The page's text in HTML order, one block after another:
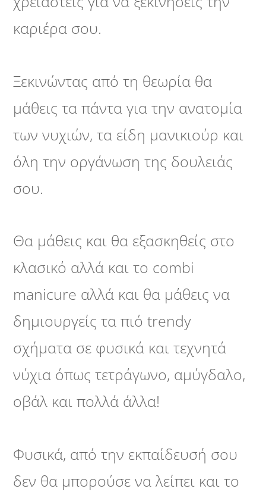
καριέρα σου.
Ξεκινώντας από τη θεωρία θα
μάθεις τα πάντα για την ανατομία
των νυχιών, τα είδη μανικιούρ και
όλη την οργάνωση της δουλειάς
σου.
Θα μάθεις και θα εξασκηθείς στο
κλασικό αλλά και το combi
manicure αλλά και θα μάθεις να
δημιουργείς τα πιό trendy
σχήματα σε φυσικά και τεχνητά
νύχια όπως τετράγωνο, αμύγδαλο,
οβάλ και πολλά άλλα!
Φυσικά, από την εκπαίδευσή σου
δεν θα μπορούσε να λείπει και το